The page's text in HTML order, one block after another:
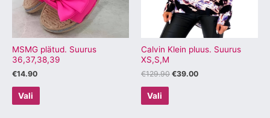
MSMG plätud. Suurus
36,37,38,39
€14.90
Vali
Valikuid
saab
teha
tootelehel.
Calvin Klein pluus. Suurus
XS,S,M
€129.90 €39.00
Vali
Valikuid
saab
tootelehel.